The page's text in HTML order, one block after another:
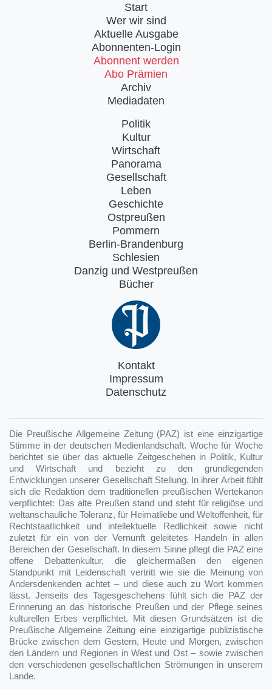
Start
Wer wir sind
Aktuelle Ausgabe
Abonnenten-Login
Abonnent werden
Abo Prämien
Archiv
Mediadaten
Politik
Kultur
Wirtschaft
Panorama
Gesellschaft
Leben
Geschichte
Ostpreußen
Pommern
Berlin-Brandenburg
Schlesien
Danzig und Westpreußen
Bücher
Kontakt
Impressum
Datenschutz
Die Preußische Allgemeine Zeitung (PAZ) ist eine einzigartige
Stimme in der deutschen Medienlandschaft. Woche für Woche
berichtet sie über das aktuelle Zeitgeschehen in Politik, Kultur
und Wirtschaft und bezieht zu den grundlegenden
Entwicklungen unserer Gesellschaft Stellung. In ihrer Arbeit fühlt
sich die Redaktion dem traditionellen preußischen Wertekanon
verpflichtet: Das alte Preußen stand und steht für religiöse und
weltanschauliche Toleranz, für Heimatliebe und Weltoffenheit, für
Rechtstaatlichkeit und intellektuelle Redlichkeit sowie nicht
zuletzt für ein von der Vernunft geleitetes Handeln in allen
Bereichen der Gesellschaft. In diesem Sinne pflegt die PAZ eine
offene Debattenkultur, die gleichermaßen den eigenen
Standpunkt mit Leidenschaft vertritt wie sie die Meinung von
Andersdenkenden achtet – und diese auch zu Wort kommen
lässt. Jenseits des Tagesgeschehens fühlt sich die PAZ der
Erinnerung an das historische Preußen und der Pflege seines
kulturellen Erbes verpflichtet. Mit diesen Grundsätzen ist die
Preußische Allgemeine Zeitung eine einzigartige publizistische
Brücke zwischen dem Gestern, Heute und Morgen, zwischen
den Ländern und Regionen in West und Ost – sowie zwischen
den verschiedenen gesellschaftlichen Strömungen in unserem
Lande.